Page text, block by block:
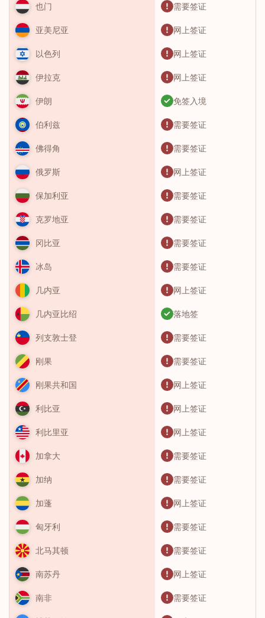
也门 需要签证
亚美尼亚 网上签证
以色列 网上签证
伊拉克 网上签证
伊朗 免签入境
伯利兹 需要签证
佛得角 需要签证
俄罗斯 网上签证
保加利亚 需要签证
克罗地亚 需要签证
冈比亚 需要签证
冰岛 需要签证
几内亚 网上签证
几内亚比绍 落地签
列支敦士登 需要签证
刚果 需要签证
刚果共和国 网上签证
利比亚 网上签证
利比里亚 网上签证
加拿大 需要签证
加纳 需要签证
加蓬 网上签证
匈牙利 需要签证
北马其顿 需要签证
南苏丹 网上签证
南非 需要签证